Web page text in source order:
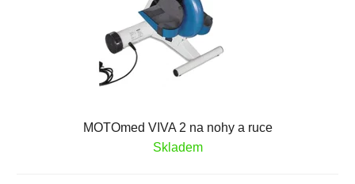
MOTOmed VIVA 2 na nohy a ruce
Skladem